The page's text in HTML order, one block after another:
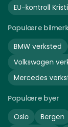
EU-kontroll
Populære
BMW verksted
Volkswagen
Mercedes
Populære byer
Oslo
Bergen